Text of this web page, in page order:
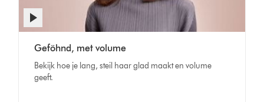
Geföhnd, met volume
Bekijk hoe je lang, steil haar glad maakt en volume
geeft.